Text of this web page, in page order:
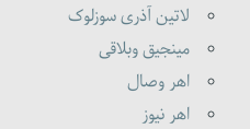
لاتین آذری سوزلوک
مینجیق وبلاقی
اهر وصال
اهر نیوز